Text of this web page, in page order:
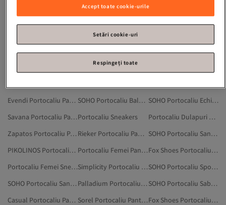
Net Portocaliu Pantofi Cu TocBal Portocaliu Pantofi
Sport Portocaliu Pantofi
CMP Portocaliu Pantofi
SOHO Portocaliu Articole Sportive
SOHO Portocaliu Produse Electronice Optice
Evendi Portocaliu Pantofi
SOHO Portocaliu Balerini
SOHO Portocaliu Echipament Sportiv
Savana Portocaliu PantofiPortocaliu Sneakers
Portocaliu Dulapuri De Pantofi
Zapatos Portocaliu Pantofi Sport
Rieker Portocaliu Pantofi
SOHO Portocaliu Sandale Și Papuci
PIKOLINOS Portocaliu Pantofi
Portocaliu Femei Pantofi
Fox Shoes Portocaliu Pantofi Cu Toc
Portocaliu Femei Sneakers
Simplicity Portocaliu Pantofi
SOHO Portocaliu Sport Și Outdoor
SOHO Portocaliu Sandale
Palladium Portocaliu Sneakers
SOHO Portocaliu Saboți
Casual Portocaliu Pantofi Sport
Sorel Portocaliu Pantofi
Fox Shoes Portocaliu Pantofi Casual
Accept toate cookie-urile
Setări cookie-uri
Respingeți toate